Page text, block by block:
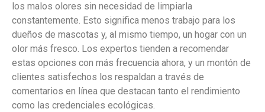
los malos olores sin necesidad de limpiarla
constantemente. Esto significa menos trabajo para los
dueños de mascotas y, al mismo tiempo, un hogar con un
olor más fresco. Los expertos tienden a recomendar
estas opciones con más frecuencia ahora, y un montón de
clientes satisfechos los respaldan a través de
comentarios en línea que destacan tanto el rendimiento
como las credenciales ecológicas.